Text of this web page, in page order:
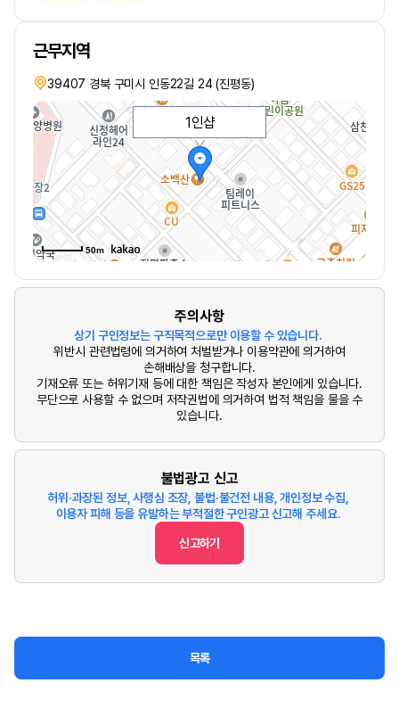
근무지역
39407 경북 구미시 인동22길 24 (진평동)
1인샵
50m
주의사항
상기 구인정보는 구직목적으로만 이용할 수 있습니다.
위반시 관련법령에 의거하여 처벌받거나 이용약관에 의거하여
손해배상을 청구합니다.
기재오류 또는 허위기재 등에 대한 책임은 작성자 본인에게 있습니다.
무단으로 사용할 수 없으며 저작권법에 의거하여 법적 책임을 물을 수
있습니다.
불법광고 신고
허위·과장된 정보, 사행심 조장, 불법·불건전 내용, 개인정보 수집,
이용자 피해 등을 유발하는 부적절한 구인광고 신고해 주세요.
신고하기
목록